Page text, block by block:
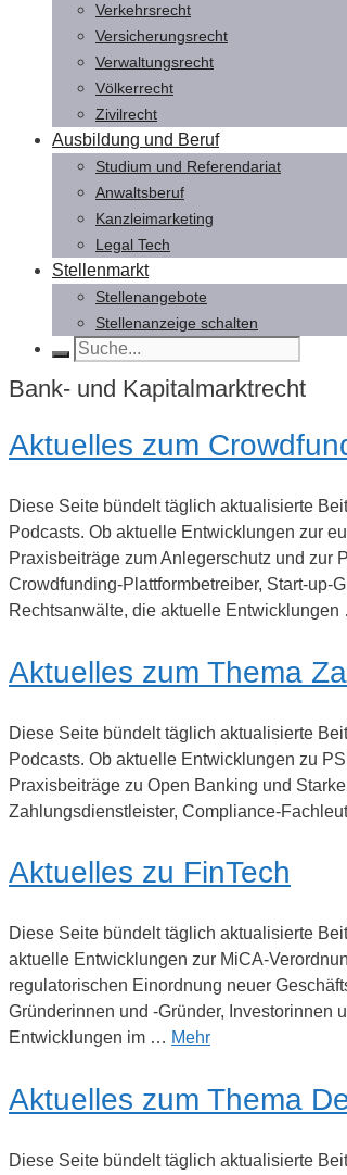
Verkehrsrecht
Versicherungsrecht
Verwaltungsrecht
Völkerrecht
Zivilrecht
Ausbildung und Beruf
Studium und Referendariat
Anwaltsberuf
Kanzleimarketing
Legal Tech
Stellenmarkt
Stellenangebote
Stellenanzeige schalten
Bank- und Kapitalmarktrecht
Aktuelles zum
Diese Seite bündelt täglich aktualisierte
Podcasts. Ob aktuelle Entwicklungen zur
Praxisbeiträge zum Anlegerschutz und zur
Crowdfunding-Plattformbetreiber, Start-up-
Rechtsanwälte, die aktuelle
Aktuelles zum Thema
Diese Seite bündelt täglich aktualisierte
Podcasts. Ob aktuelle Entwicklungen zu
Praxisbeiträge zu Open Banking und
Zahlungsdienstleister, Compliance-
Aktuelles zu FinTech
Diese Seite bündelt täglich aktualisierte
aktuelle Entwicklungen zur MiCA-
regulatorischen Einordnung neuer
Gründerinnen und -Gründer,
Entwicklungen im … Mehr
Aktuelles zum Thema
Diese Seite bündelt täglich aktualisierte